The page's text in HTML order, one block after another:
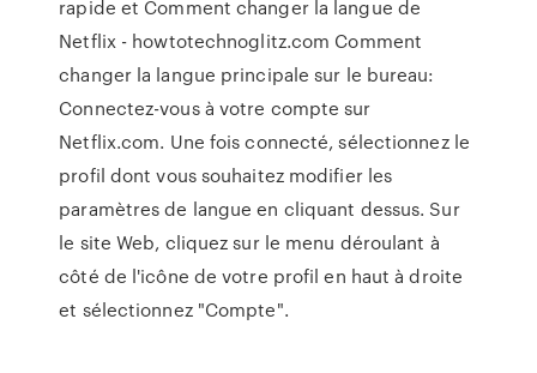
rapide et Comment changer la langue de
Netflix - howtotechnoglitz.com Comment
changer la langue principale sur le bureau:
Connectez-vous à votre compte sur
Netflix.com. Une fois connecté, sélectionnez le
profil dont vous souhaitez modifier les
paramètres de langue en cliquant dessus. Sur
le site Web, cliquez sur le menu déroulant à
côté de l'icône de votre profil en haut à droite
et sélectionnez "Compte".